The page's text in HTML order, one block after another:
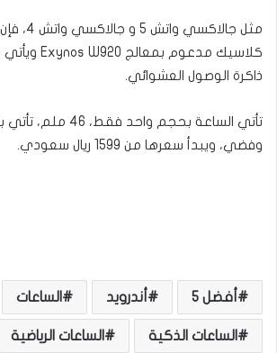
ذاكرة الوصول العشوائي.
تأتي الساعة بحجم واحد
وفضي، ويبدأ سعرها من 1599 ريال سعودي.
أفضل 5 أندرويد الساعات
الساعات الذكية الساعات الرياضية